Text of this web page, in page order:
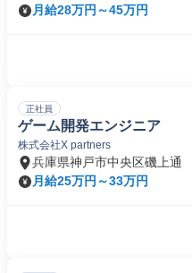
月給28万円～45万円
正社員
ゲーム開発エンジニア
株式会社X partners
兵庫県神戸市中央区磯上通
月給25万円～33万円